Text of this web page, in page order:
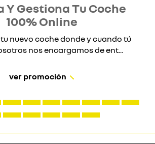
Y Gestiona Tu Coche
100% Online
nuevo coche donde y cuando tú
nos encargamos de ent...
ver promoción